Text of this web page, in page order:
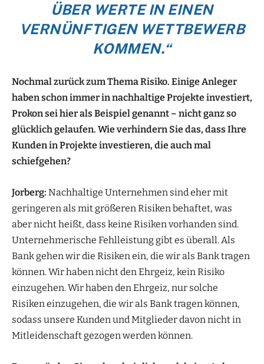
ÜBER WERTE IN EINEN
VERNÜNFTIGEN WETTBEWERB
KOMMEN.“
Nochmal zurück zum Thema Risiko. Einige Anleger
haben schon immer in nachhaltige Projekte investiert,
Prokon sei hier als Beispiel genannt – nicht ganz so
glücklich gelaufen. Wie verhindern Sie das, dass Ihre
Kunden in Projekte investieren, die auch mal
schiefgehen?
Jorberg: Nachhaltige Unternehmen sind eher mit
geringeren als mit größeren Risiken behaftet, was
aber nicht heißt, dass keine Risiken vorhanden sind.
Unternehmerische Fehlleistung gibt es überall. Als
Bank gehen wir die Risiken ein, die wir als Bank tragen
können. Wir haben nicht den Ehrgeiz, kein Risiko
einzugehen. Wir haben den Ehrgeiz, nur solche
Risiken einzugehen, die wir als Bank tragen können,
sodass unsere Kunden und Mitglieder davon nicht in
Mitleidenschaft gezogen werden können.